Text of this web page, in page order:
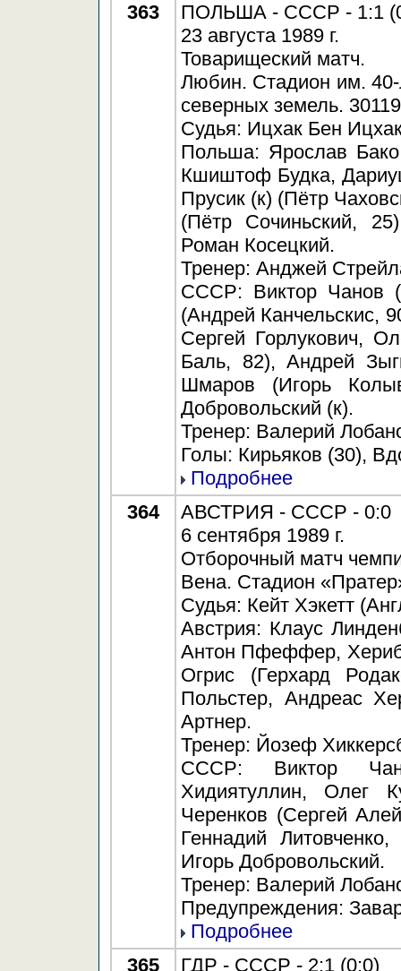
363
ПОЛЬША - СССР - 1:1
23 августа 1989 г.
Товарищеский матч.
Любин. Стадион им.
северных земель.
Судья: Ицхак Бен
Польша: Ярослав
Кшиштоф Будка,
Прусик (к) (Пётр
(Пётр Сочиньский,
Роман Косецкий.
Тренер: Анджей
СССР: Виктор Чанов
(Андрей Канчельскис,
Сергей Горлукович,
Баль, 82), Андрей
Шмаров (Игорь
Добровольский (к).
Тренер: Валерий
Голы: Кирьяков (30),
Подробнее
364
АВСТРИЯ - СССР - 0:0
6 сентября 1989 г.
Отборочный матч
Вена. Стадион
Судья: Кейт Хэкетт
Австрия: Клаус
Антон Пфеффер,
Огрис (Герхард
Польстер, Андреас
Артнер.
Тренер: Йозеф
СССР: Виктор
Хидиятуллин, Олег
Черенков (Сергей
Геннадий
Игорь Добровольский.
Тренер: Валерий
Предупреждения:
Подробнее
365
ГДР - СССР - 2:1 (0:0)